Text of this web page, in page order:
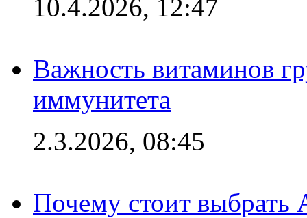
10.4.2026, 12:47
Важность витаминов
иммунитета
2.3.2026, 08:45
Почему стоит выбрать